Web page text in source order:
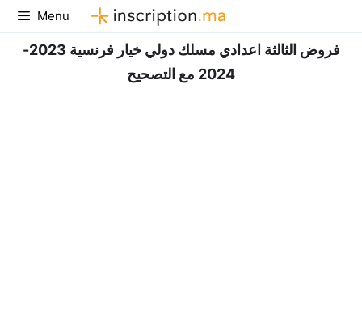
Aller
au
contenu
Menu
فروض الثالثة اعدادي مسلك دولي خيار فرنسية 2023-
2024 مع التصحيح